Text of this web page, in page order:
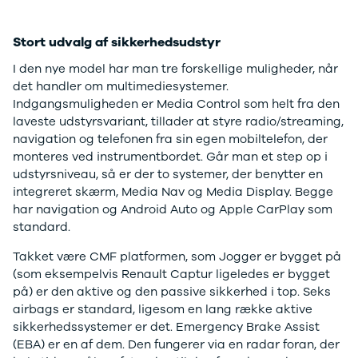
Tilbud
BAYON
Modeller
Anmeldelser
Privatleasing
Tilbud
Renault
Twingo
Electric
Modeller
Anmeldelser
Privatleasing
Tilbud
5 Electric
Modeller
Anmeldelser
Privatleasing
Kuga
Mustang
Mustang
Mach-E
Puma
S-Max
Ranger
Ranger
Raptor
Transit
Transit
Connect
Transit
Custom
Transit 350
L2 Van
Stort udvalg af sikkerhedsudstyr
I den nye model har man tre forskellige muligheder, når
det handler om multimediesystemer.
Indgangsmuligheden er Media Control som helt fra den
laveste udstyrsvariant, tillader at styre radio/streaming,
navigation og telefonen fra sin egen mobiltelefon, der
monteres ved instrumentbordet. Går man et step op i
udstyrsniveau, så er der to systemer, der benytter en
integreret skærm, Media Nav og Media Display. Begge
har navigation og Android Auto og Apple CarPlay som
standard.
Takket være CMF platformen, som Jogger er bygget på
(som eksempelvis Renault Captur ligeledes er bygget
på) er den aktive og den passive sikkerhed i top. Seks
airbags er standard, ligesom en lang række aktive
sikkerhedssystemer er det. Emergency Brake Assist
(EBA) er en af dem. Den fungerer via en radar foran, der